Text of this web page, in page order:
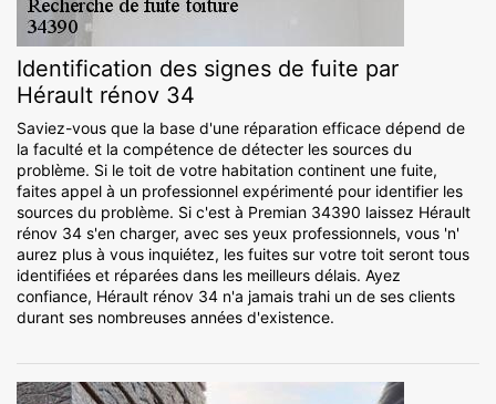
Identification des signes de fuite par
Hérault rénov 34
Saviez-vous que la base d'une réparation efficace dépend de
la faculté et la compétence de détecter les sources du
problème. Si le toit de votre habitation continent une fuite,
faites appel à un professionnel expérimenté pour identifier les
sources du problème. Si c'est à Premian 34390 laissez Hérault
rénov 34 s'en charger, avec ses yeux professionnels, vous 'n'
aurez plus à vous inquiétez, les fuites sur votre toit seront tous
identifiées et réparées dans les meilleurs délais. Ayez
confiance, Hérault rénov 34 n'a jamais trahi un de ses clients
durant ses nombreuses années d'existence.